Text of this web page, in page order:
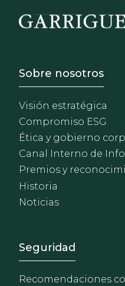
Footer -
Sobre nosotros
Visión estratégica
Compromiso ESG
Ética y gobierno
Canal Interno de
Premios y
Historia
Noticias
Footer -
Seguridad
Recomendaciones